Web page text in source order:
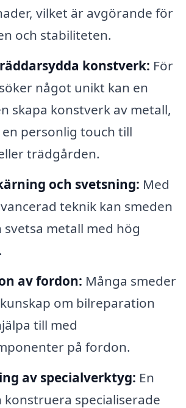
vilket är avgörande för
och stabiliteten.
konstverk: För
något unikt kan en
skapa konstverk av metall,
personlig touch till
trädgården.
och svetsning: Med
teknik kan smeden
svetsa metall med hög
av fordon: Många smeder
om bilreparation
till med
på fordon.
av specialverktyg: En
konstruera specialiserade